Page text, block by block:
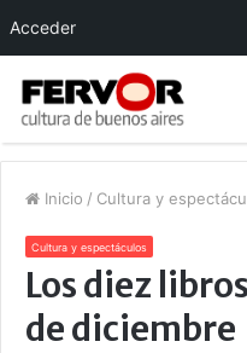
Inicio / Cultura y
Cultura y espectáculos
Los diez
de diciembre
Acceder